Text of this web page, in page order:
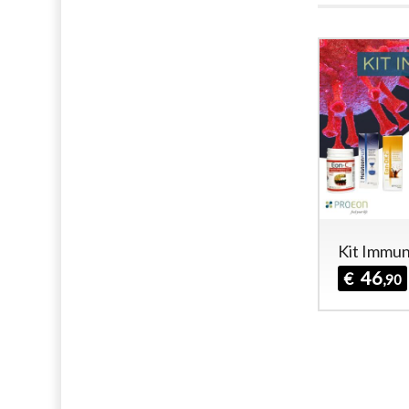
Kit
€ 46,90